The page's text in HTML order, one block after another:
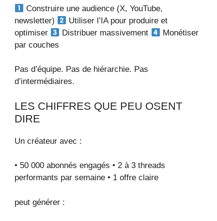
Construire une audience (X, YouTube,
newsletter)
Utiliser l’IA pour produire et
optimiser
Distribuer massivement
Monétiser
par couches
Pas d’équipe. Pas de hiérarchie. Pas
d’intermédiaires.
LES CHIFFRES QUE PEU OSENT
DIRE
Un créateur avec :
• 50 000 abonnés engagés • 2 à 3 threads
performants par semaine • 1 offre claire
peut générer :